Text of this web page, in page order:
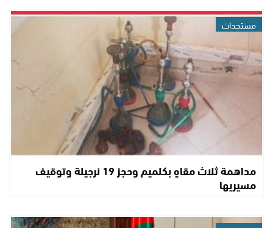
مستجدات
مداهمة ثلاث مقاهٍ بكلميم وحجز 19 نرجيلة وتوقيف
مسيريها